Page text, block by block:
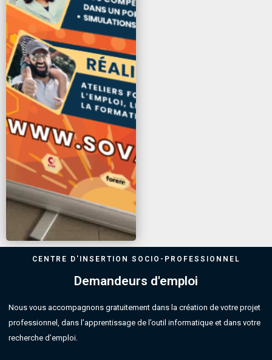
CENTRE D'INSERTION SOCIO-PROFESSIONNEL
Demandeurs d'emploi
Nous vous accompagnons gratuitement dans la création de votre projet
professionnel, dans l’apprentissage de l’outil informatique et dans votre
recherche d’emploi.